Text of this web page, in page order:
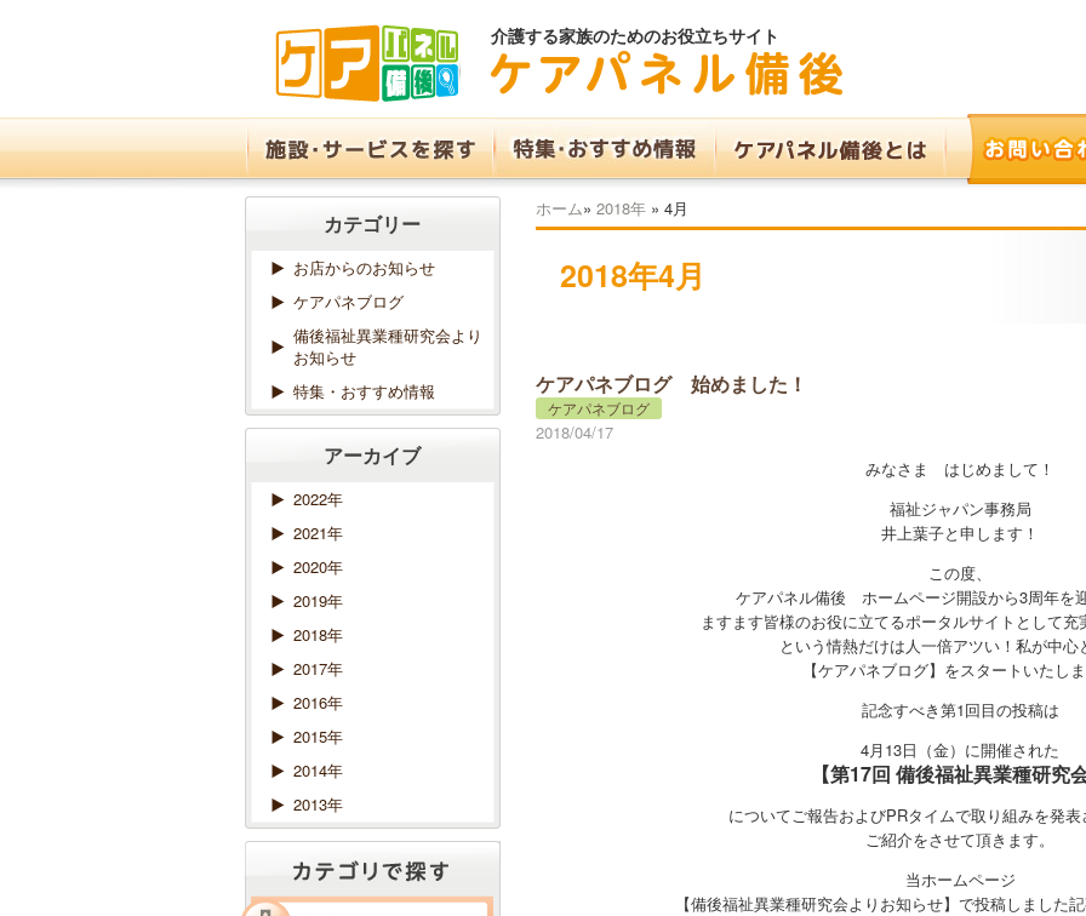
介護する家族のためのお役立ちサイト
ホーム» 2018年 » 4月
2018年4月
ケアパネブログ 始めました！
ケアパネブログ
2018/04/17
みなさま はじめまして！
福祉ジャパン事務局
井上葉子と申します！
この度、
ケアパネル備後 ホームページ開設から3周年を
ますます皆様のお役に立てるポータルサイトとして充
という情熱だけは人一倍アツい！私が中心
【ケアパネブログ】をスタートいたし
記念すべき第1回目の投稿は
4月13日（金）に開催された
【第17回 備後福祉異業種研究
についてご報告およびPRタイムで取り組みを発
ご紹介をさせて頂きます。
当ホームページ
【備後福祉異業種研究会よりお知らせ】で投稿しました
カテゴリー
お店からのお知らせ
ケアパネブログ
備後福祉異業種研究会より
お知らせ
特集・おすすめ情報
アーカイブ
2022年
2021年
2020年
2019年
2018年
2017年
2016年
2015年
2014年
2013年